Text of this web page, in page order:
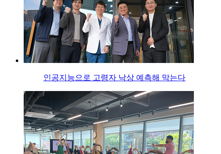
인공지능으로 고령자 낙상 예측해 막는다